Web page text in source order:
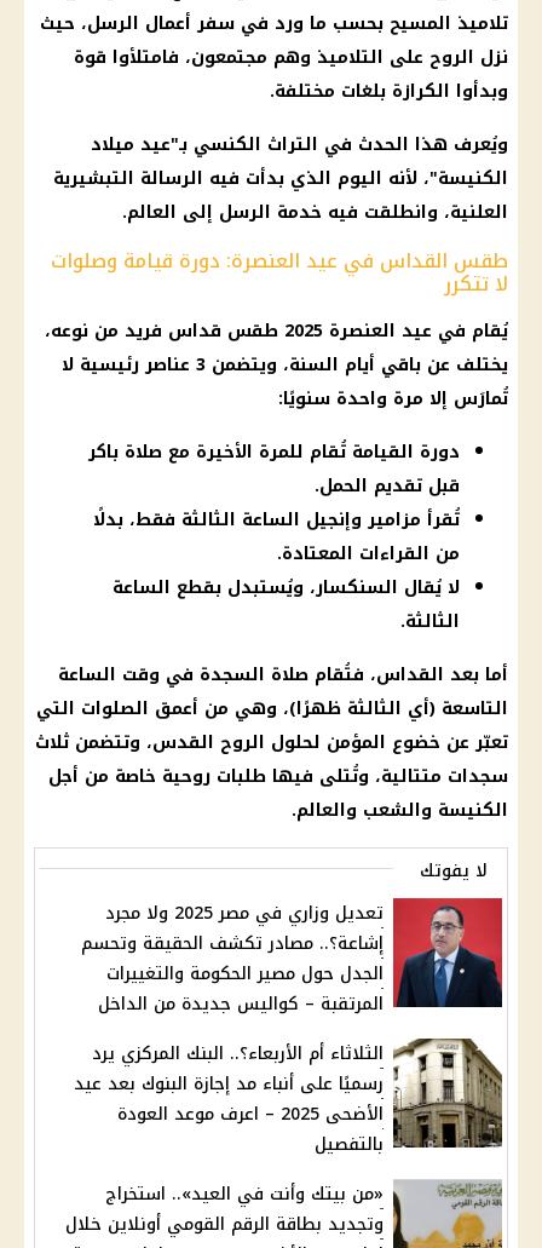
تلاميذ المسيح بحسب ما ورد في سفر أعمال الرسل، حيث
نزل الروح على التلاميذ وهم مجتمعون، فامتلأوا قوة
وبدأوا الكرازة بلغات مختلفة.
ويُعرف هذا الحدث في التراث الكنسي بـ"عيد ميلاد
الكنيسة"، لأنه اليوم الذي بدأت فيه الرسالة التبشيرية
العلنية، وانطلقت فيه خدمة الرسل إلى العالم.
طقس القداس في عيد العنصرة: دورة قيامة وصلوات
لا تتكرر
يُقام في عيد العنصرة 2025 طقس قداس فريد من نوعه،
يختلف عن باقي أيام السنة، ويتضمن 3 عناصر رئيسية لا
تُمارَس إلا مرة واحدة سنويًا:
دورة القيامة تُقام للمرة الأخيرة مع صلاة باكر
قبل تقديم الحمل.
تُقرأ مزامير وإنجيل الساعة الثالثة فقط، بدلًا
من القراءات المعتادة.
لا يُقال السنكسار، ويُستبدل بقطع الساعة
الثالثة.
أما بعد القداس، فتُقام صلاة السجدة في وقت الساعة
التاسعة (أي الثالثة ظهرًا)، وهي من أعمق الصلوات التي
تعبّر عن خضوع المؤمن لحلول الروح القدس، وتتضمن ثلاث
سجدات متتالية، وتُتلى فيها طلبات روحية خاصة من أجل
الكنيسة والشعب والعالم.
لا يفوتك
تعديل وزاري في مصر 2025 ولا مجرد
إشاعة؟.. مصادر تكشف الحقيقة وتحسم
الجدل حول مصير الحكومة والتغييرات
المرتقبة – كواليس جديدة من الداخل
الثلاثاء أم الأربعاء؟.. البنك المركزي يرد
رسميًا على أنباء مد إجازة البنوك بعد عيد
الأضحى 2025 – اعرف موعد العودة
بالتفصيل
«من بيتك وأنت في العيد».. استخراج
وتجديد بطاقة الرقم القومي أونلاين خلال